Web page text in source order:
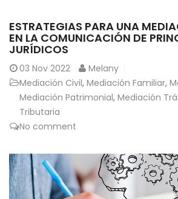
ESTRATEGIAS PARA UNA
EN LA COMUNICACIÓN DE
JURÍDICOS
03 Nov 2022
Melany
Mediación Civil, Mediación Familiar,
Mediación Patrimonial, Mediación
Tributaria
No comment